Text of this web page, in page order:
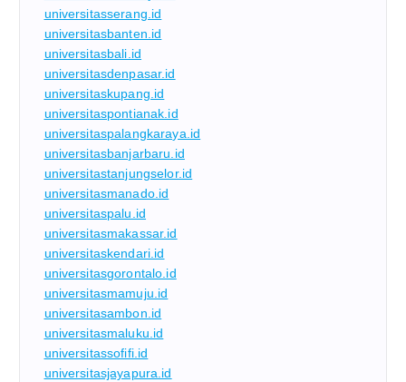
universitasserang.id
universitasbanten.id
universitasbali.id
universitasdenpasar.id
universitaskupang.id
universitaspontianak.id
universitaspalangkaraya.id
universitasbanjarbaru.id
universitastanjungselor.id
universitasmanado.id
universitaspalu.id
universitasmakassar.id
universitaskendari.id
universitasgorontalo.id
universitasmamuju.id
universitasambon.id
universitasmaluku.id
universitassofifi.id
universitasjayapura.id